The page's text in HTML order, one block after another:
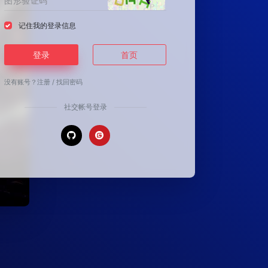
记住我的登录信息
登录 首页
没有账号？注册 /找回密码
社交帐号登录